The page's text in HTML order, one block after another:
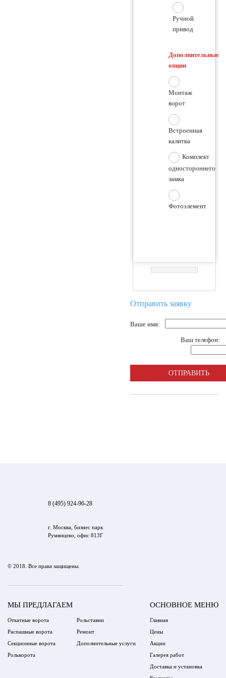
Ручной
привод
Дополнительные
опции
Монтаж
ворот
Встроенная
калитка
Комплект
одностороннего
замка
Фотоэлемент
Отправить заявку
Ваше имя:
Ваш телефон:
8 (495) 924-96-28
г. Москва, бизнес парк
Румянцево, офис 813Г
© 2018. Все права защищены.
МЫ ПРЕДЛАГАЕМ
Откатные ворота
Распашные ворота
Секционные ворота
Рольворота
Рольставни
Ремонт
Дополнительные услуги
ОСНОВНОЕ МЕНЮ
Главная
Цены
Акции
Галерея работ
Доставка и установка